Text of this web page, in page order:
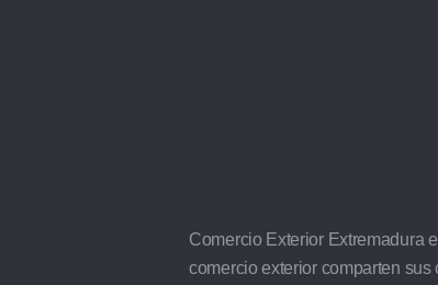
Comercio Exterior Extremadura
comercio exterior comparten